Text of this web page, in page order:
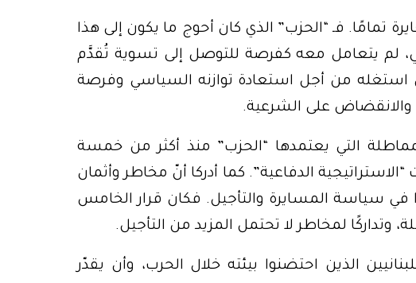
تمامًا. فـ “الحزب” الذي كان أحوج ما يكون إلى هذا
لم يتعامل معه كفرصة للتوصل إلى تسوية تُقدَّم
استغله من أجل استعادة توازنه السياسي وفرصة
والانقضاض على الشرعية.
التي يعتمدها “الحزب” منذ أكثر من خمسة
الدفاعية”. كما أدركا أنّ مخاطر وأثمان
في سياسة المسايرة والتأجيل. فكان قرار الخامس
لمخاطر لا تحتمل المزيد من التأجيل.
الذين احتضنوا بيئته خلال الحرب، وأن يقدّر